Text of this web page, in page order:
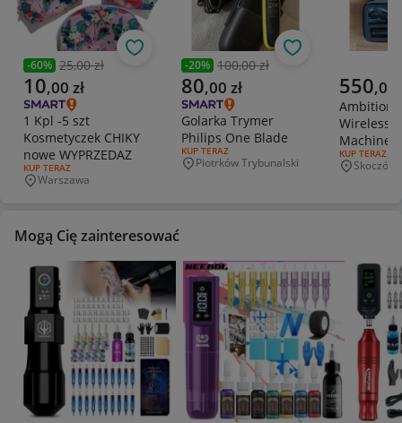
Poprzednia cena
-60% 25,00 zł
Aktualna cena
10,00 zł
1 Kpl -5 szt
Kosmetyczek CHIKY
nowe WYPRZEDAZ
RODZAJ OFERTY:
KUP TERAZ
Miejscowość
Warszawa
Obserwuj
Poprzednia cena
-20% 100,00 zł
Aktualna cena
80,00 zł
Golarka Trymer
Philips One Blade
RODZAJ OFERTY:
KUP TERAZ
Miejscowość
Piotrków Trybunalski
Obserwuj
Aktualna
550,00
Ambition
Wireless
Machine
Black)
RODZAJ
KUP TERAZ
Skoczów
Mogą Cię zainteresować